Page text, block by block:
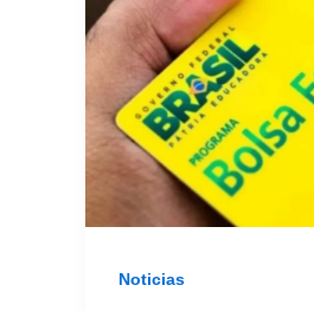
Noticias